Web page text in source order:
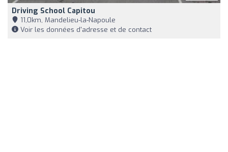
Driving School Capitou
11,0km, Mandelieu-la-Napoule
Voir les données d'adresse et de contact